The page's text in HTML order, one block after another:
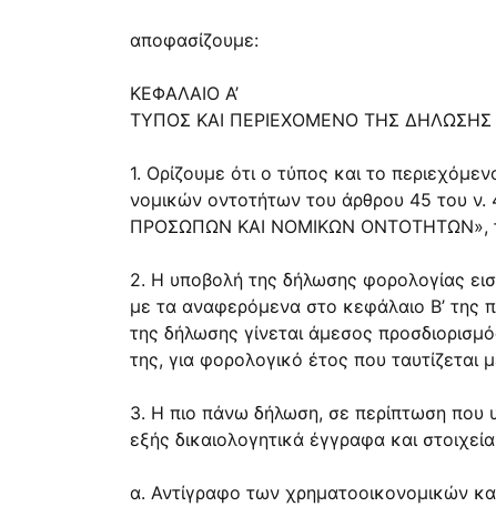
αποφασίζουμε:
ΚΕΦΑΛΑΙΟ Α’
ΤΥΠΟΣ ΚΑΙ ΠΕΡΙΕΧΟΜΕΝΟ ΤΗΣ
1. Ορίζουμε ότι ο τύπος και το
νομικών οντοτήτων του άρθρου 45 του
ΠΡΟΣΩΠΩΝ ΚΑΙ ΝΟΜΙΚΩΝ ΟΝΤΟΤΗΤΩΝ», το
2. Η υποβολή της δήλωσης φορολογίας
με τα αναφερόμενα στο κεφάλαιο Β’ της
της δήλωσης γίνεται άμεσος
της, για φορολογικό έτος που ταυτίζεται
3. Η πιο πάνω δήλωση, σε περίπτωση που
εξής δικαιολογητικά έγγραφα και
α. Αντίγραφο των χρηματοοικονομικών